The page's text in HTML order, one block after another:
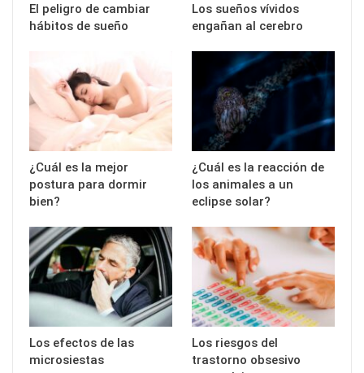
El peligro de cambiar
hábitos de sueño
Los sueños vívidos
engañan al cerebro
¿Cuál es la mejor
postura para dormir
bien?
¿Cuál es la reacción de
los animales a un
eclipse solar?
Los efectos de las
microsiestas
Los riesgos del
trastorno obsesivo